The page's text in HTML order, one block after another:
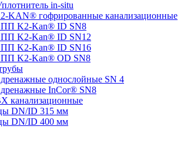
in-situ
KAN® гофри­рованные канализационные
K2-Kan® ID SN8
K2-Kan® ID SN12
K2-Kan® ID SN16
K2-Kan® OD SN8
однослойные SN 4
InCor® SN8
канализационные
DN/ID 315 мм
DN/ID 400 мм